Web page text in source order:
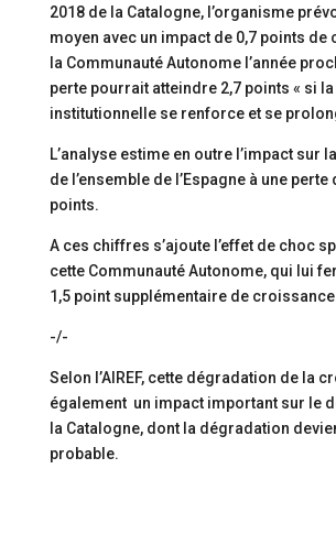
2018 de la Catalogne, l’organisme
moyen avec un impact de 0,7 points
la Communauté Autonome l’année
perte pourrait atteindre 2,7 points « si
institutionnelle se renforce et se
L’analyse estime en outre l’impact sur
de l’ensemble de l’Espagne à une perte
points.
A ces chiffres s’ajoute l’effet de choc
cette Communauté Autonome, qui lui
1,5 point supplémentaire de
-/-
Selon l’AIREF, cette dégradation de la
également un impact important sur le
la Catalogne, dont la dégradation
probable.